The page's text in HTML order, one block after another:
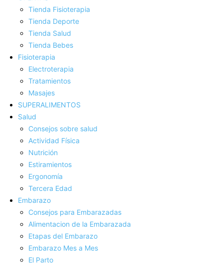
Tienda Fisioterapia
Tienda Deporte
Tienda Salud
Tienda Bebes
Fisioterapia
Electroterapia
Tratamientos
Masajes
SUPERALIMENTOS
Salud
Consejos sobre salud
Actividad Fí­sica
Nutrición
Estiramientos
Ergonomí­a
Tercera Edad
Embarazo
Consejos para Embarazadas
Alimentacion de la Embarazada
Etapas del Embarazo
Embarazo Mes a Mes
El Parto